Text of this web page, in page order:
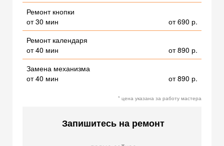
Ремонт кнопки
от 30 мин
от 690 р.
Ремонт календаря
от 40 мин
от 890 р.
Замена механизма
от 40 мин
от 890 р.
* цена указана за работу мастера
Запишитесь на ремонт